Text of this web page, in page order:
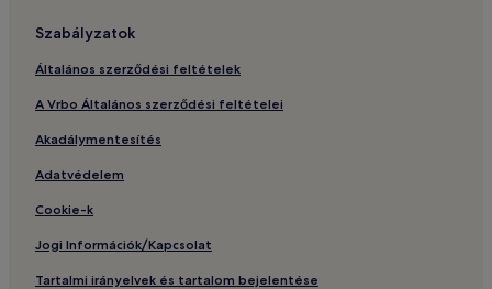
Szabályzatok
Általános szerződési feltételek
A Vrbo Általános szerződési feltételei
Akadálymentesítés
Adatvédelem
Cookie-k
Jogi Információk/Kapcsolat
Tartalmi irányelvek és tartalom bejelentése